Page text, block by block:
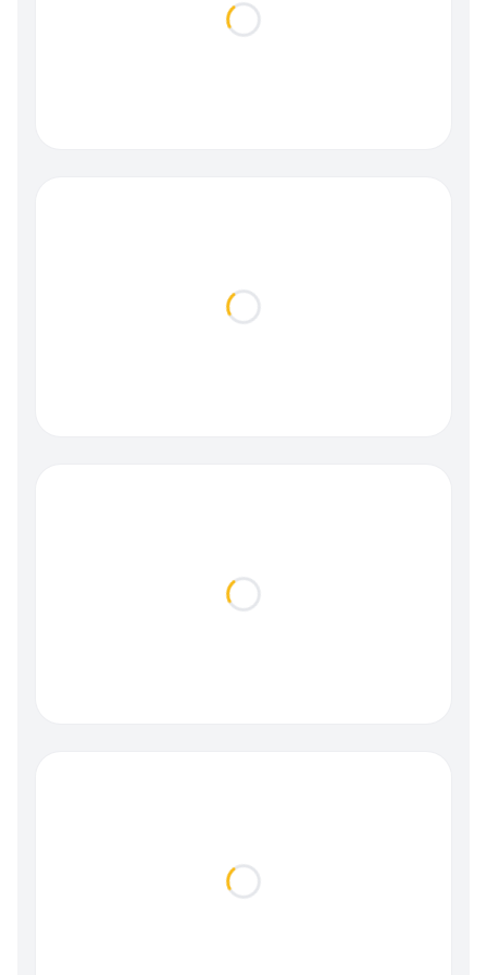
Loading...
Loading...
Loading...
Loading...